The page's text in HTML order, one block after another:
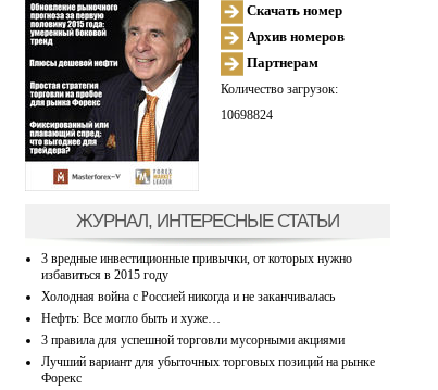
Скачать номер
Архив номеров
Партнерам
Количество загрузок:
10698824
ЖУРНАЛ, ИНТЕРЕСНЫЕ СТАТЬИ
3 вредные инвестиционные привычки, от которых нужно
избавиться в 2015 году
Холодная война с Россией никогда и не заканчивалась
Нефть: Все могло быть и хуже…
3 правила для успешной торговли мусорными акциями
Лучший вариант для убыточных торговых позиций на рынке
Форекс